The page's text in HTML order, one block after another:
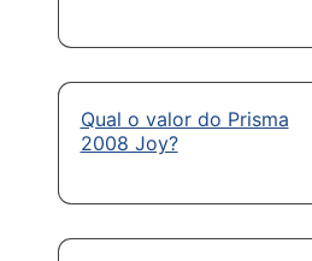
Qual o valor do Prisma
2008 Joy?